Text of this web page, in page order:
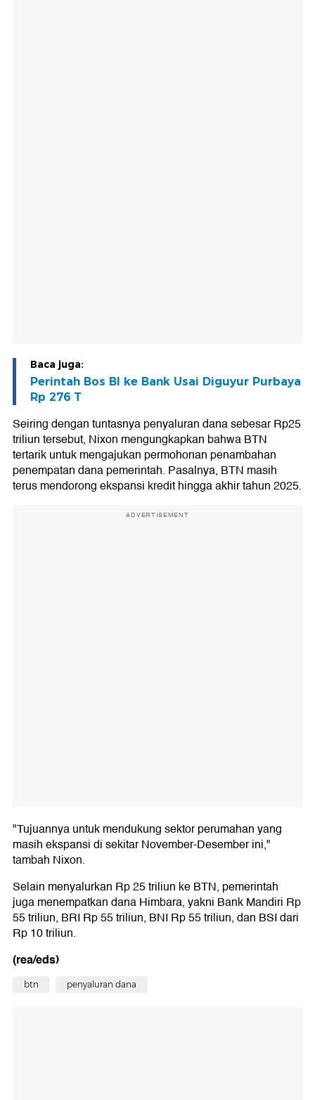
Baca juga:
Perintah Bos BI ke Bank Usai Diguyur Purbaya
Rp 276 T
Seiring dengan tuntasnya penyaluran dana sebesar Rp25
triliun tersebut, Nixon mengungkapkan bahwa BTN
tertarik untuk mengajukan permohonan penambahan
penempatan dana pemerintah. Pasalnya, BTN masih
terus mendorong ekspansi kredit hingga akhir tahun 2025.
ADVERTISEMENT
"Tujuannya untuk mendukung sektor perumahan yang
masih ekspansi di sekitar November-Desember ini,"
tambah Nixon.
Selain menyalurkan Rp 25 triliun ke BTN, pemerintah
juga menempatkan dana Himbara, yakni Bank Mandiri Rp
55 triliun, BRI Rp 55 triliun, BNI Rp 55 triliun, dan BSI dari
Rp 10 triliun.
(rea/eds)
btn penyaluran dana